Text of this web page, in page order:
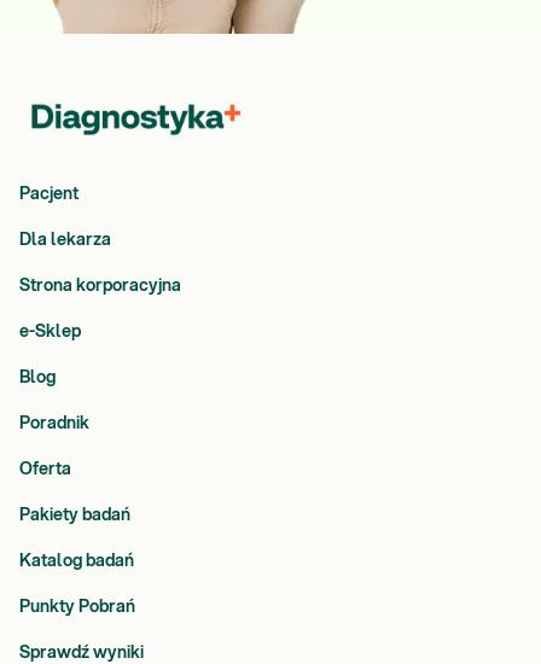
Pacjent
Dla lekarza
Strona korporacyjna
e-Sklep
Blog
Poradnik
Oferta
Pakiety badań
Katalog badań
Punkty Pobrań
Sprawdź wyniki